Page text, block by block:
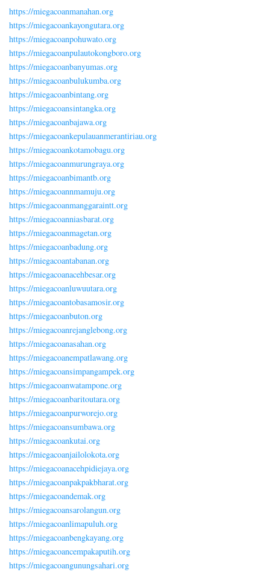
https://miegacoanmanahan.org
https://miegacoankayongutara.org
https://miegacoanpohuwato.org
https://miegacoanpulautokongboro.org
https://miegacoanbanyumas.org
https://miegacoanbulukumba.org
https://miegacoanbintang.org
https://miegacoansintangka.org
https://miegacoanbajawa.org
https://miegacoankepulauanmerantiriau.org
https://miegacoankotamobagu.org
https://miegacoanmurungraya.org
https://miegacoanbimantb.org
https://miegacoannmamuju.org
https://miegacoanmanggaraintt.org
https://miegacoanniasbarat.org
https://miegacoanmagetan.org
https://miegacoanbadung.org
https://miegacoantabanan.org
https://miegacoanacehbesar.org
https://miegacoanluwuutara.org
https://miegacoantobasamosir.org
https://miegacoanbuton.org
https://miegacoanrejanglebong.org
https://miegacoanasahan.org
https://miegacoanempatlawang.org
https://miegacoansimpangampek.org
https://miegacoanwatampone.org
https://miegacoanbaritoutara.org
https://miegacoanpurworejo.org
https://miegacoansumbawa.org
https://miegacoankutai.org
https://miegacoanjailolokota.org
https://miegacoanacehpidiejaya.org
https://miegacoanpakpakbharat.org
https://miegacoandemak.org
https://miegacoansarolangun.org
https://miegacoanlimapuluh.org
https://miegacoanbengkayang.org
https://miegacoancempakaputih.org
https://miegacoangunungsahari.org